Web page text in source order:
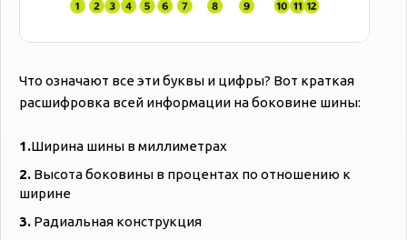
Что означают все эти буквы и цифры? Вот краткая
расшифровка всей информации на боковине шины:
1.Ширина шины в миллиметрах
2. Высота боковины в процентах по отношению к
ширине
3. Радиальная конструкция